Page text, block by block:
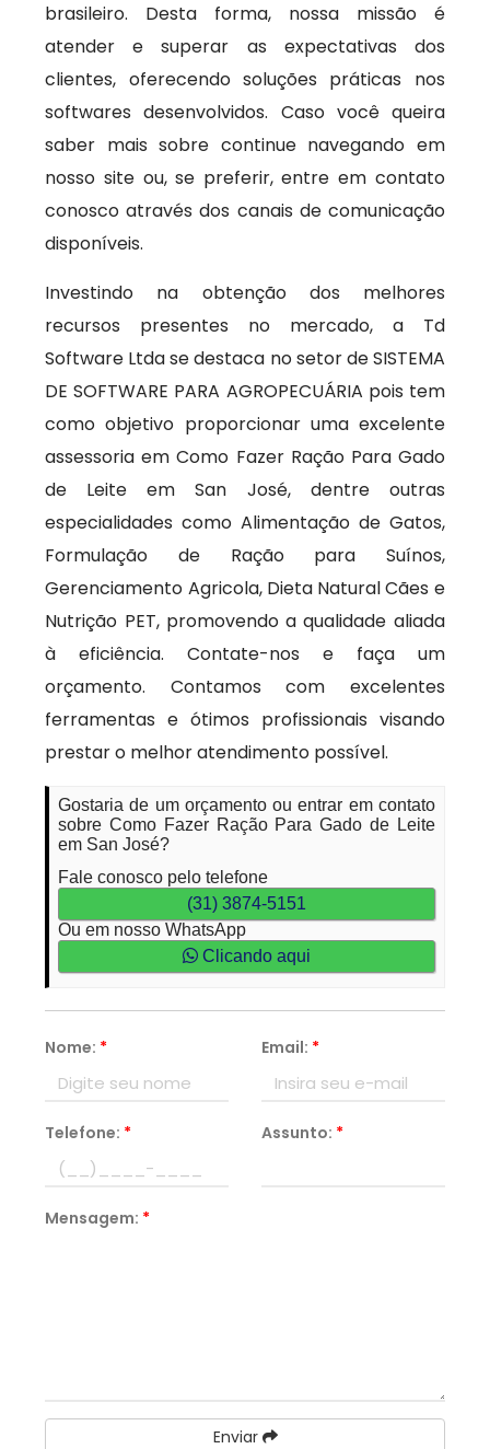
brasileiro. Desta forma, nossa missão é
atender e superar as expectativas dos
clientes, oferecendo soluções práticas nos
softwares desenvolvidos. Caso você queira
saber mais sobre continue navegando em
nosso site ou, se preferir, entre em contato
conosco através dos canais de comunicação
disponíveis.
Investindo na obtenção dos melhores
recursos presentes no mercado, a Td
Software Ltda se destaca no setor de SISTEMA
DE SOFTWARE PARA AGROPECUÁRIA pois tem
como objetivo proporcionar uma excelente
assessoria em Como Fazer Ração Para Gado
de Leite em San José, dentre outras
especialidades como Alimentação de Gatos,
Formulação de Ração para Suínos,
Gerenciamento Agricola, Dieta Natural Cães e
Nutrição PET, promovendo a qualidade aliada
à eficiência. Contate-nos e faça um
orçamento. Contamos com excelentes
ferramentas e ótimos profissionais visando
prestar o melhor atendimento possível.
Gostaria de um orçamento ou entrar em contato
sobre Como Fazer Ração Para Gado de Leite
em San José?
Fale conosco pelo telefone
(31) 3874-5151
Ou em nosso WhatsApp
Clicando aqui
Nome: * Email: *
Telefone: * Assunto: *
Mensagem: *
Enviar